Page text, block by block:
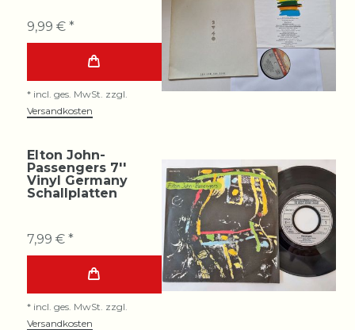
9,99 € *
* incl. ges. MwSt. zzgl.
Versandkosten
Elton John-
Passengers 7''
Vinyl Germany
Schallplatten
7,99 € *
* incl. ges. MwSt. zzgl.
Versandkosten